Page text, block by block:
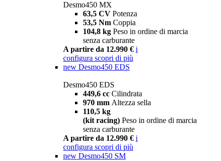
Desmo450 MX
63,5 CV Potenza
53,5 Nm Coppia
104,8 kg Peso in ordine di marcia
senza carburante
A partire da 12.990 € i
configura scopri di più
new Desmo450 EDS
Desmo450 EDS
449,6 cc Cilindrata
970 mm Altezza sella
110,5 kg
(kit racing) Peso in ordine di marcia
senza carburante
A partire da 12.990 € i
configura scopri di più
new Desmo450 SM